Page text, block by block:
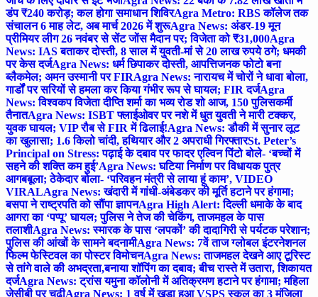
डंप ₹240 करोड़; कल होगा समाधान शिविरAgra Metro: RBS कॉलेज तक
संचालन 6 माह लेट, अब मार्च 2026 में शुरूAgra News: अंडर-19 मून
प्रीमियर लीग 26 नवंबर से सेंट जोंस मैदान पर; विजेता को ₹31,000Agra
News: IAS बताकर दोस्ती, 8 साल में युवती-मां से 20 लाख रुपये ठगे; धमकी
पर केस दर्जAgra News: धर्म छिपाकर दोस्ती, आपत्तिजनक फोटो बना
ब्लैकमेल; अमन उस्मानी पर FIRAgra News: नारायच में चोरों ने धावा बोला,
गार्डों पर सरियों से हमला कर किया गंभीर रूप से घायल; FIR दर्जAgra
News: विश्वकप विजेता दीप्ति शर्मा का भव्य रोड शो आज, 150 पुलिसकर्मी
तैनातAgra News: ISBT फ्लाईओवर पर नशे में धुत युवती ने मारी टक्कर,
युवक घायल; VIP रौब से FIR में ढिलाई!Agra News: डौकी में सुनार लूट
का खुलासा; 1.6 किलो चांदी, हथियार और 2 अपराधी गिरफ्तारSt. Peter’s
Principal on Stress: पढ़ाई के दबाव पर फादर एल्विन पिंटो बोले- ‘बच्चों में
सहने की शक्ति कम हुई’Agra News: घटिया निर्माण पर विधायक पुत्र
आगबबूला; ठेकेदार बोला- ‘परिवहन मंत्री से लाया हूं काम’, VIDEO
VIRALAgra News: खंदारी में गांधी-अंबेडकर की मूर्ति हटाने पर हंगामा;
बसपा ने राष्ट्रपति को सौंपा ज्ञापनAgra High Alert: दिल्ली धमाके के बाद
आगरा का ‘पप्पू’ घायल; पुलिस ने तेज की चेकिंग, ताजमहल के पास
तलाशीAgra News: स्मारक के पास ‘लपकों’ की दादागिरी से पर्यटक परेशान;
पुलिस की आंखों के सामने बदनामीAgra News: 7वें ताज ग्लोबल इंटरनेशनल
फिल्म फेस्टिवल का पोस्टर विमोचनAgra News: ताजमहल देखने आए टूरिस्ट
से तांगे वाले की अभद्रता,बनाया शॉपिंग का दबाव; बीच रास्ते में उतारा, शिकायत
दर्जAgra News: ट्रांस यमुना कॉलोनी में अतिक्रमण हटाने पर हंगामा; महिला
जेसीबी पर चढ़ीAgra News: 1 वर्ष में खड़ा हुआ VSPS स्कूल का 3 मंजिला